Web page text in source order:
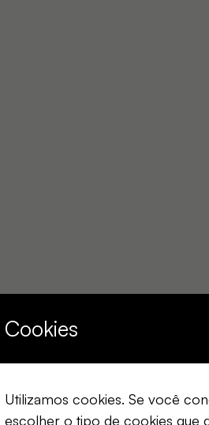
Cookies
Utilizamos cookies. Se você
escolher o tipo de cookies que